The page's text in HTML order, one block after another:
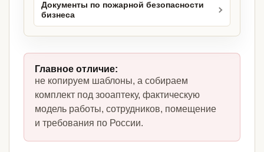
Документы по пожарной безопасности
бизнеса
Главное отличие:
не копируем шаблоны, а собираем
комплект под зооаптеку, фактическую
модель работы, сотрудников, помещение
и требования по России.